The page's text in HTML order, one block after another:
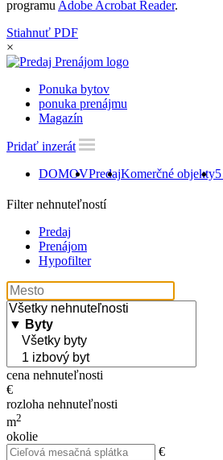
programu Adobe Acrobat Reader.
Stiahnuť PDF
×
Ponuka bytov
ponuka prenájmu
Magazín
Pridať inzerát
DOMOVPredajKomerčné objekty
Filter nehnuteľností
Predaj
Prenájom
Hypofilter
cena nehnuteľnosti
€
rozloha nehnuteľnosti
m2
okolie
€